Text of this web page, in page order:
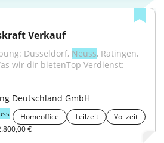
Verkauf
Düsseldorf, Neuss, Ratingen,
wir dir bietenTop Verdienst:
Deutschland GmbH
Homeoffice Teilzeit
Vollzeit
€